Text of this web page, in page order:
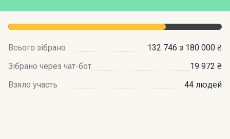
Всього зібрано
132 746 з 180 000 ₴
Зібрано через чат-бот
19 972 ₴
Взяло участь
44 людей